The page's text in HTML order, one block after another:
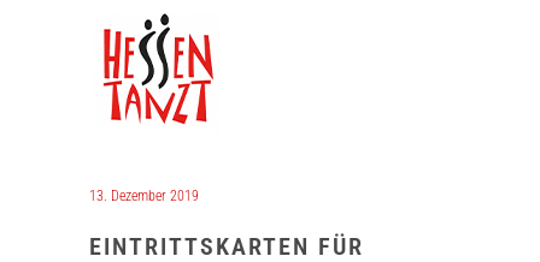
13. Dezember 2019
EINTRITTSKARTEN FÜR